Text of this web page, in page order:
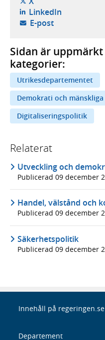
LinkedIn- öppnas i
E-post- öppnar din
Sidan är
kategorier:
Utrikesdepartementet
Demokrati och
Digitaliseringspolitik
Relaterat
Utveckling och
Publicerad 09 december
Handel, välstånd och
Publicerad 09 december
Säkerhetspolitik
Publicerad 09 december
Innehåll på regeringen.se
Departement